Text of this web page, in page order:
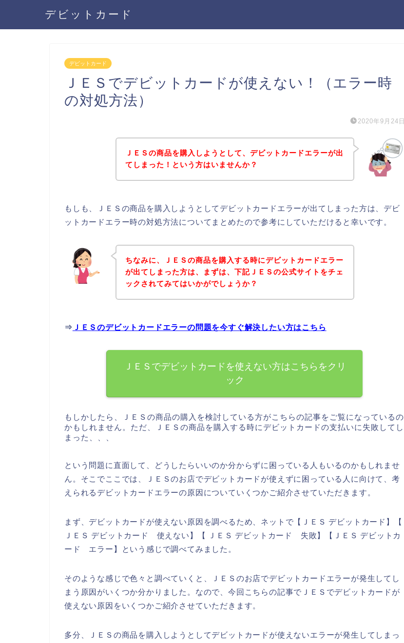
デビットカード
デビットカード
ＪＥＳでデビットカードが使えない！（エラー時
の対処方法）
2020年9月24日
ＪＥＳの商品を購入しようとして、デビットカードエラーが出
てしまった！という方はいませんか？
もしも、ＪＥＳの商品を購入しようとしてデビットカードエラーが出てしまった方は、デビ
ットカードエラー時の対処方法についてまとめたので参考にしていただけると幸いです。
ちなみに、ＪＥＳの商品を購入する時にデビットカードエラー
が出てしまった方は、まずは、下記ＪＥＳの公式サイトをチェ
ックされてみてはいかがでしょうか？
⇒ ＪＥＳのデビットカードエラーの問題を今すぐ解決したい方はこちら
ＪＥＳでデビットカードを使えない方はこちらをクリ
ック
もしかしたら、ＪＥＳの商品の購入を検討している方がこちらの記事をご覧になっているの
かもしれません。ただ、ＪＥＳの商品を購入する時にデビットカードの支払いに失敗してし
まった、、、
という問題に直面して、どうしたらいいのか分からずに困っている人もいるのかもしれませ
ん。そこでここでは、ＪＥＳのお店でデビットカードが使えずに困っている人に向けて、考
えられるデビットカードエラーの原因についていくつかご紹介させていただきます。
まず、デビットカードが使えない原因を調べるため、ネットで【ＪＥＳ デビットカード】【
ＪＥＳ デビットカード 使えない】【 ＪＥＳ デビットカード 失敗】【ＪＥＳ デビットカ
ード エラー】という感じで調べてみました。
そのような感じで色々と調べていくと、ＪＥＳのお店でデビットカードエラーが発生してし
まう原因がいくつか分かりました。なので、今回こちらの記事でＪＥＳでデビットカードが
使えない原因をいくつかご紹介させていただきます。
多分、ＪＥＳの商品を購入しようとしてデビットカードが使えないエラーが発生してしまっ